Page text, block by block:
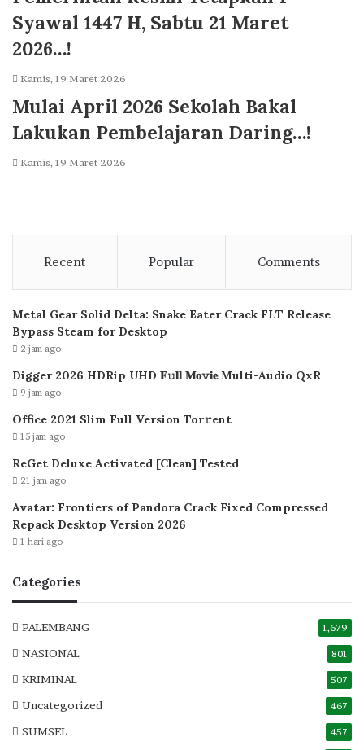
Syawal 1447 H, Sabtu 21 Maret
2026…!
Kamis, 19 Maret 2026
Mulai April 2026 Sekolah Bakal
Lakukan Pembelajaran Daring…!
Kamis, 19 Maret 2026
Recent Popular Comments
Metal Gear Solid Delta: Snake Eater Crack FLT Release
Bypass Steam for Desktop
2 jam ago
Digger 2026 HDRip UHD 𝐅𝚞𝐥𝐥 𝐌𝐨𝚟𝐢𝐞 Multi-Audio QxR
9 jam ago
Office 2021 Slim Full Version Tor𝚛ent
15 jam ago
ReGet Deluxe Activated [Clean] Tested
21 jam ago
Avatar: Frontiers of Pandora Crack Fixed Compressed
Repack Desktop Version 2026
1 hari ago
Categories
PALEMBANG 1,679
NASIONAL 801
KRIMINAL 507
Uncategorized 467
SUMSEL 457